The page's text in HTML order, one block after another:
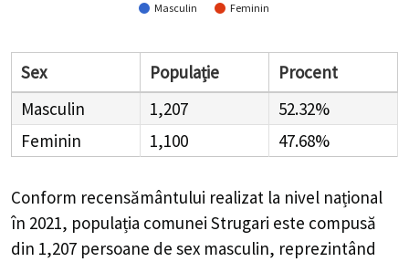
Masculin Feminin
Sex Populație
Procent
Masculin
1,207
52.32%
Feminin
1,100 47.68%
Conform recensământului realizat la nivel național
în 2021, populația comunei Strugari este compusă
din 1,207 persoane de sex masculin, reprezintând